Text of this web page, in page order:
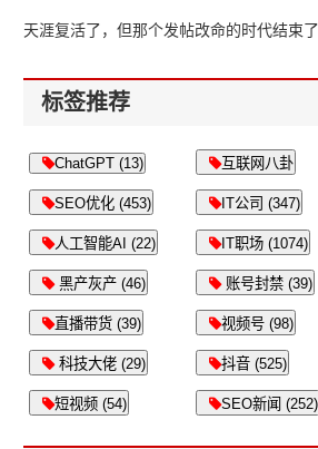
天涯复活了，但那个发帖改命的时代结束了
标签推荐
ChatGPT (13) 互联网八卦
SEO优化 (453) IT公司 (347)
人工智能AI (22) IT职场 (1074)
黑产灰产 (46) 账号封禁 (39)
直播带货 (39) 视频号 (98)
科技大佬 (29) 抖音 (525)
短视频 (54) SEO新闻 (252)